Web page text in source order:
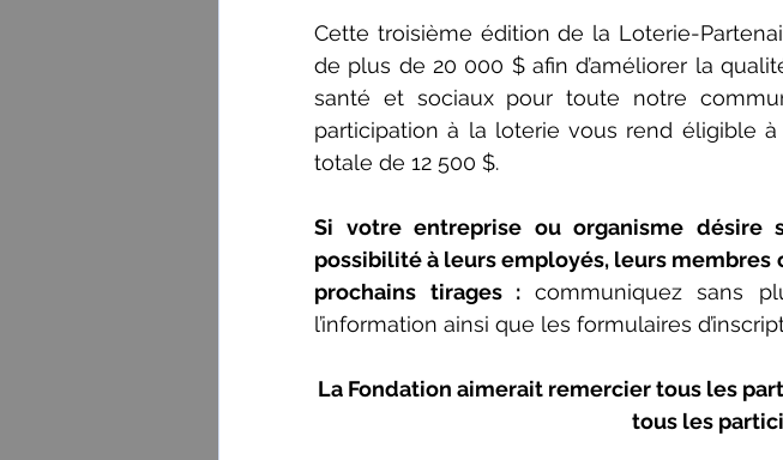
Cette troisième édition de la Loterie-
de plus de 20 000 $ afin d’améliorer la
santé et sociaux pour toute notre
participation à la loterie vous rend éligible à
totale de 12 500 $.
Si votre entreprise ou organisme désire
possibilité à leurs employés, leurs membres
prochains tirages : communiquez sans
l’information ainsi que les formulaires
La Fondation aimerait remercier tous les
tous les